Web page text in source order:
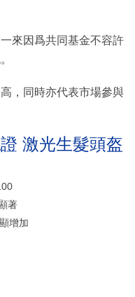
來因爲共同基金不容許
，同時亦代表市場參與
激光生髮頭盔
著
增加